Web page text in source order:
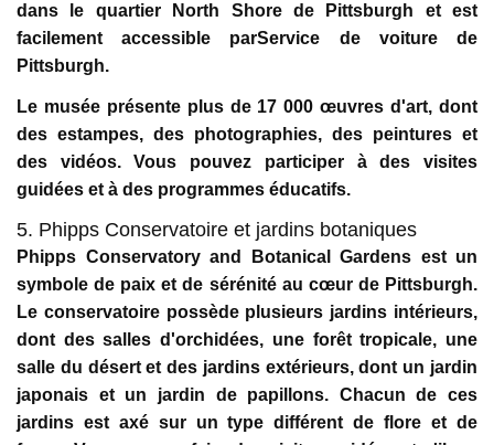
dans le quartier North Shore de Pittsburgh et est
facilement accessible parService de voiture de
Pittsburgh.
Le musée présente plus de 17 000 œuvres d'art, dont
des estampes, des photographies, des peintures et
des vidéos. Vous pouvez participer à des visites
guidées et à des programmes éducatifs.
5. Phipps Conservatoire et jardins botaniques
Phipps Conservatory and Botanical Gardens est un
symbole de paix et de sérénité au cœur de Pittsburgh.
Le conservatoire possède plusieurs jardins intérieurs,
dont des salles d'orchidées, une forêt tropicale, une
salle du désert et des jardins extérieurs, dont un jardin
japonais et un jardin de papillons. Chacun de ces
jardins est axé sur un type différent de flore et de